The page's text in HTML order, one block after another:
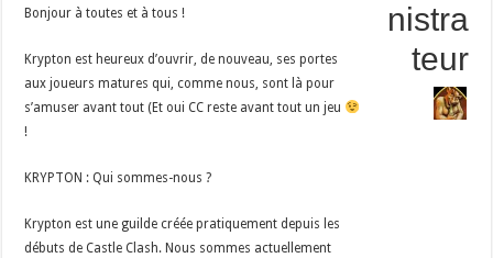
nistra
teur
Bonjour à toutes et à tous !
Krypton est heureux d’ouvrir, de nouveau, ses portes
aux joueurs matures qui, comme nous, sont là pour
s’amuser avant tout (Et oui CC reste avant tout un jeu
!
KRYPTON : Qui sommes-nous ?
Krypton est une guilde créée pratiquement depuis les
débuts de Castle Clash. Nous sommes actuellement